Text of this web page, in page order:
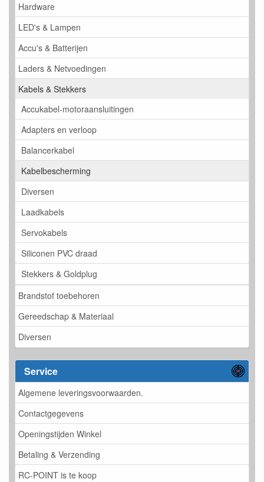
Hardware
LED's & Lampen
Accu's & Batterijen
Laders & Netvoedingen
Kabels & Stekkers
Accukabel-motoraansluitingen
Adapters en verloop
Balancerkabel
Kabelbescherming
Diversen
Laadkabels
Servokabels
Siliconen PVC draad
Stekkers & Goldplug
Brandstof toebehoren
Gereedschap & Materiaal
Diversen
Service
Algemene leveringsvoorwaarden.
Contactgegevens
Openingstijden Winkel
Betaling & Verzending
RC-POINT is te koop